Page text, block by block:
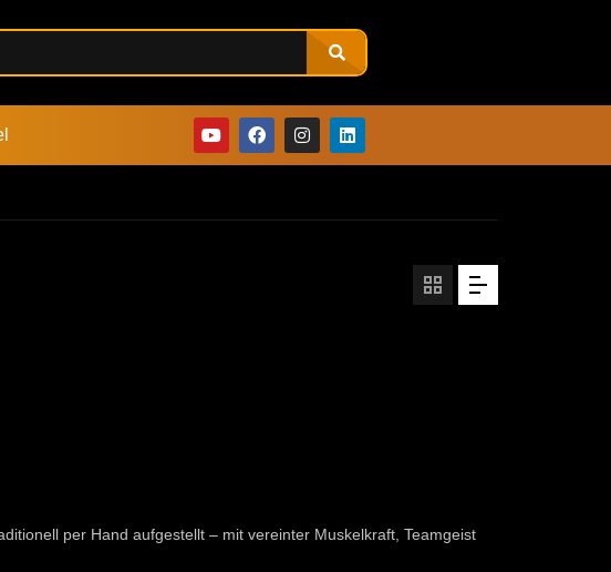
per Hand aufgestellt – mit vereinter Muskelkraft, Teamgeist